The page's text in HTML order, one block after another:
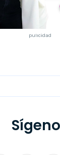
pulicidad